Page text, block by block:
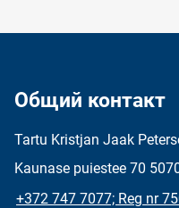
Общий контакт
Tartu Kristjan Jaak
Kaunase puiestee 70
+372 747 7077; Reg nr